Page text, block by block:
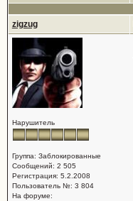
zigzug
Нарушитель
Группа: Заблокированные
Сообщений: 2 505
Регистрация: 5.2.2008
Пользователь №: 3 804
На форуме: